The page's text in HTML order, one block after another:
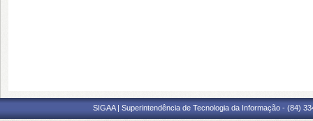
SIGAA | Superintendência de Tecnologia da Informação - (84)